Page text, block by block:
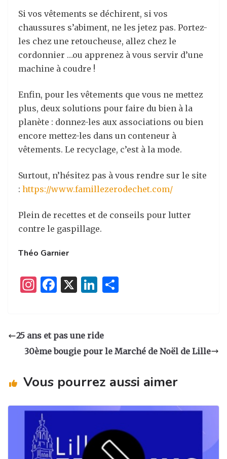
Si vos vêtements se déchirent, si vos
chaussures s’abiment, ne les jetez pas. Portez-
les chez une retoucheuse, allez chez le
cordonnier …ou apprenez à vous servir d’une
machine à coudre !
Enfin, pour les vêtements que vous ne mettez
plus, deux solutions pour faire du bien à la
planète : donnez-les aux associations ou bien
encore mettez-les dans un conteneur à
vêtements. Le recyclage, c’est à la mode.
Surtout, n’hésitez pas à vous rendre sur le site
: https://www.famillezerodechet.com/
Plein de recettes et de conseils pour lutter
contre le gaspillage.
Théo Garnier
I
a
g
m
F
e
b
o
X
Li
e
dI er
25 ans et pas une ride
30ème bougie pour le Marché de Noël de Lille
Vous pourrez aussi aimer